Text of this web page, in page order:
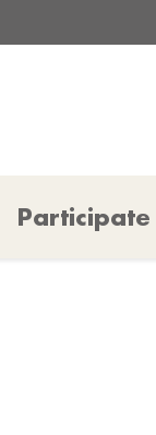
Participate